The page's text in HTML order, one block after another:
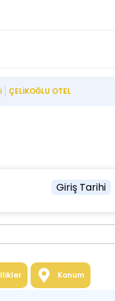
ÇELİKOĞLU OTEL
Giriş Tarihi
Konum